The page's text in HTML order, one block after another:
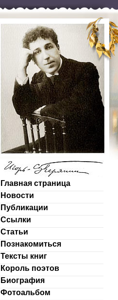
Главная страница
Новости
Публикации
Ссылки
Статьи
Познакомиться
Тексты книг
Король поэтов
Биография
Фотоальбом